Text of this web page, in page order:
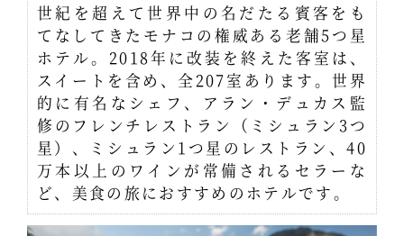
世紀を超えて世界中の名だたる賓客をも
てなしてきたモナコの権威ある老舗5つ星
ホテル。2018年に改装を終えた客室は、
スイートを含め、全207室あります。世界
的に有名なシェフ、アラン・デュカス監
修のフレンチレストラン（ミシュラン3つ
星）、ミシュラン1つ星のレストラン、40
万本以上のワインが常備されるセラーな
ど、美食の旅におすすめのホテルです。